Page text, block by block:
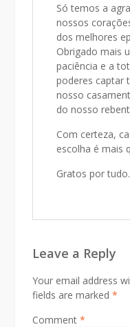
Só temos a
nossos
dos melhores
Obrigado mais
paciência e a
poderes captar
nosso
do nosso
Com certeza,
escolha é mais
Gratos por tudo.
Leave a Reply
Your email address
fields are marked *
Comment *